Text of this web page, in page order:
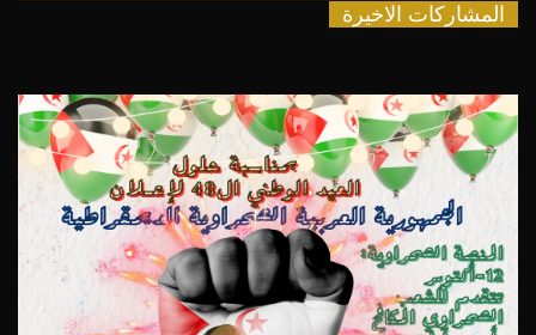
المشاركات الاخيرة